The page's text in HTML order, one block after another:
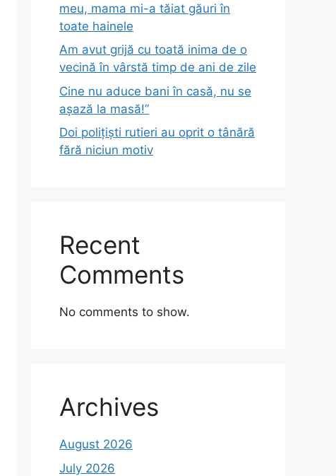
meu, mama mi-a tăiat găuri în
toate hainele
Am avut grijă cu toată inima de o
vecină în vârstă timp de ani de zile
Cine nu aduce bani în casă, nu se
așază la masă!”
Doi polițiști rutieri au oprit o tânără
fără niciun motiv
Recent
Comments
No comments to show.
Archives
August 2026
July 2026